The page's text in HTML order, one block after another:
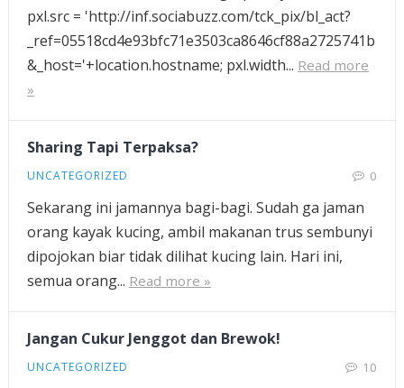
pxl.src = 'http://inf.sociabuzz.com/tck_pix/bl_act?
_ref=05518cd4e93bfc71e3503ca8646cf88a2725741b
&_host='+location.hostname; pxl.width... Read more
»
Sharing Tapi Terpaksa?
UNCATEGORIZED 0
Sekarang ini jamannya bagi-bagi. Sudah ga jaman
orang kayak kucing, ambil makanan trus sembunyi
dipojokan biar tidak dilihat kucing lain. Hari ini,
semua orang... Read more »
Jangan Cukur Jenggot dan Brewok!
UNCATEGORIZED 10